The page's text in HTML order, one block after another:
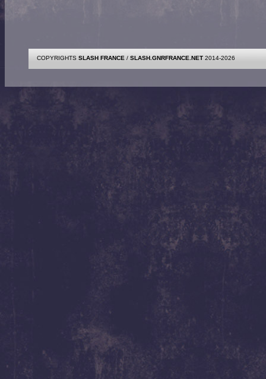
COPYRIGHTS SLASH FRANCE / SLASH.GNRFRANCE.NET 2014-2026